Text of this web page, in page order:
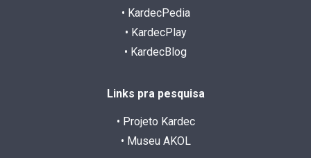
• KardecPedia
• KardecPlay
• KardecBlog
Links pra pesquisa
• Projeto Kardec
• Museu AKOL